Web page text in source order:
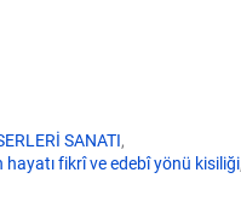
SANATI
hayatı fikrî ve edebî yönü kisiliği